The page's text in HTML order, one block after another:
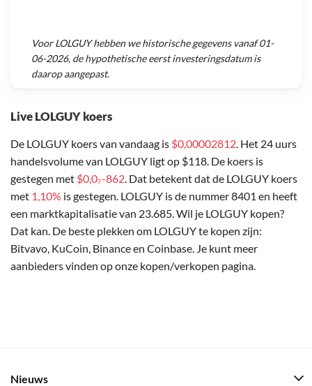
Live LOLGUY koers
De LOLGUY koers van vandaag is $0,00002812. Het 24 uurs
handelsvolume van LOLGUY ligt op $118. De koers is
gestegen met $0,0₇-862. Dat betekent dat de LOLGUY koers
met 1,10% is gestegen. LOLGUY is de nummer 8401 en heeft
een marktkapitalisatie van 23.685. Wil je LOLGUY kopen?
Dat kan. De beste plekken om LOLGUY te kopen zijn:
Bitvavo, KuCoin, Binance en Coinbase. Je kunt meer
aanbieders vinden op onze kopen/verkopen pagina.
VoorLOLGUYhebben we historische gegevens vanaf01-
06-2026, de hypothetische eerst investeringsdatum is
daarop aangepast.
Nieuws